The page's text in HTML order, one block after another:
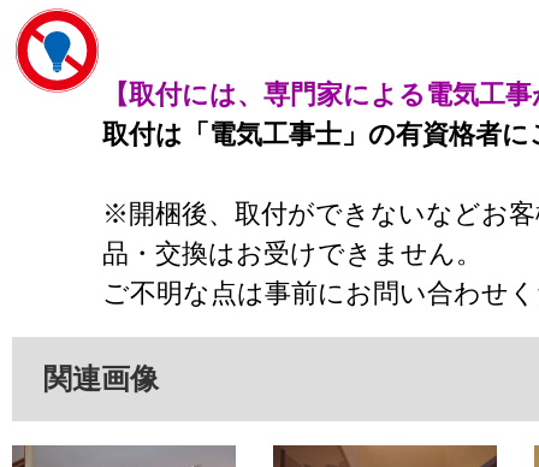
【取付には、専門家による電気工
取付は「電気工事士」の有資格者
※開梱後、取付ができないなどお
品・交換はお受けできません。
ご不明な点は事前にお問い合わせ
関連画像